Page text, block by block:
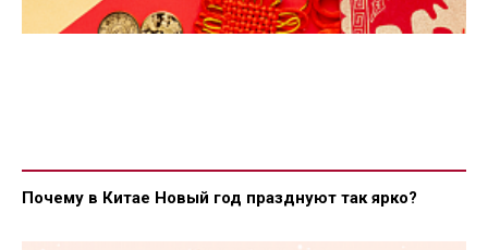
Почему в Китае Новый год празднуют так ярко?